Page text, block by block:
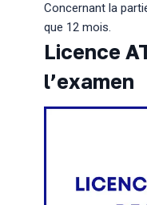
Concernant la
que 12 mois.
Licence
l’examen